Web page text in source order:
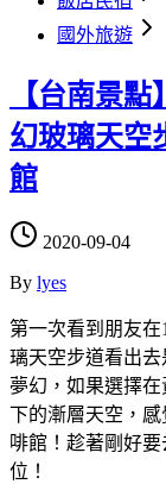
國外旅遊
【台南景
幻玻璃天空
館
2020-09-04
By lyes
第一次看到朋友
璃天空步道看出
夢幻，如果選擇
下的漸層天空，
啡館！趁著剛好
位！